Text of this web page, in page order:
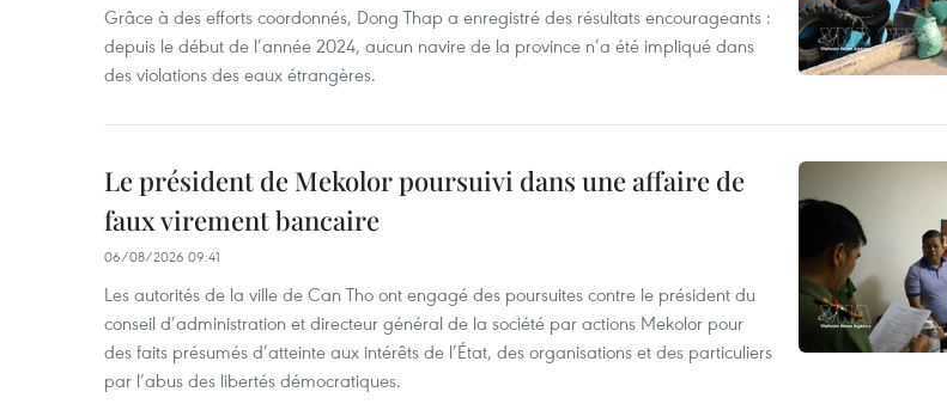
Grâce à des efforts coordonnés, Dong Thap a enregistré des résultats encourageants :
depuis le début de l’année 2024, aucun navire de la province n’a été impliqué dans
des violations des eaux étrangères.
Le président de Mekolor poursuivi dans une affaire de
faux virement bancaire
06/08/2026 09:41
Les autorités de la ville de Can Tho ont engagé des poursuites contre le président du
conseil d’administration et directeur général de la société par actions Mekolor pour
des faits présumés d’atteinte aux intérêts de l’État, des organisations et des particuliers
par l’abus des libertés démocratiques.